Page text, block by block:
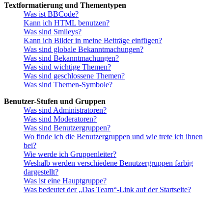
Textformatierung und Thementypen
Was ist BBCode?
Kann ich HTML benutzen?
Was sind Smileys?
Kann ich Bilder in meine Beiträge einfügen?
Was sind globale Bekanntmachungen?
Was sind Bekanntmachungen?
Was sind wichtige Themen?
Was sind geschlossene Themen?
Was sind Themen-Symbole?
Benutzer-Stufen und Gruppen
Was sind Administratoren?
Was sind Moderatoren?
Was sind Benutzergruppen?
Wo finde ich die Benutzergruppen und wie trete ich ihnen
bei?
Wie werde ich Gruppenleiter?
Weshalb werden verschiedene Benutzergruppen farbig
dargestellt?
Was ist eine Hauptgruppe?
Was bedeutet der „Das Team“-Link auf der Startseite?